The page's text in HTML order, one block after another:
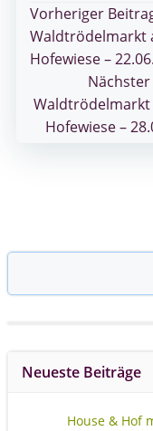
Post
Vorheriger
Waldtrödelmarkt
Hofewiese –
Post
Hofewiese –
Neueste Beiträge
House & Hof